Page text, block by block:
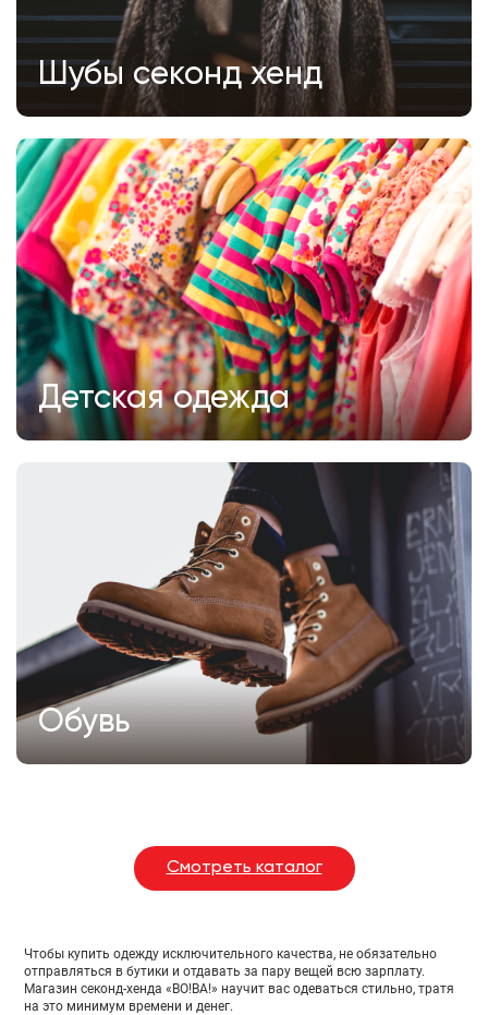
Шубы секонд хенд
Детская одежда
Обувь
Смотреть каталог
Чтобы купить одежду исключительного качества, не обязательно
отправляться в бутики и отдавать за пару вещей всю зарплату.
Магазин секонд-хенда «ВО!ВА!» научит вас одеваться стильно, тратя
на это минимум времени и денег.